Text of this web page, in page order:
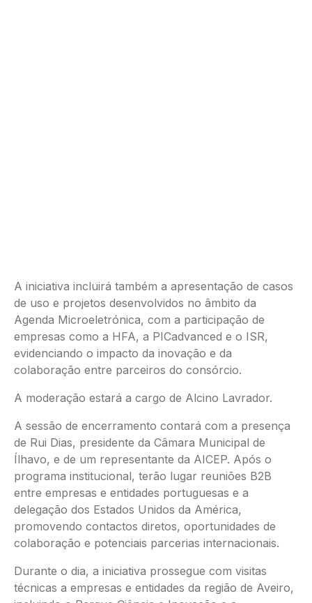
A iniciativa incluirá também a apresentação de casos
de uso e projetos desenvolvidos no âmbito da
Agenda Microeletrónica, com a participação de
empresas como a HFA, a PICadvanced e o ISR,
evidenciando o impacto da inovação e da
colaboração entre parceiros do consórcio.
A moderação estará a cargo de Alcino Lavrador.
A sessão de encerramento contará com a presença
de Rui Dias, presidente da Câmara Municipal de
Ílhavo, e de um representante da AICEP. Após o
programa institucional, terão lugar reuniões B2B
entre empresas e entidades portuguesas e a
delegação dos Estados Unidos da América,
promovendo contactos diretos, oportunidades de
colaboração e potenciais parcerias internacionais.
Durante o dia, a iniciativa prossegue com visitas
técnicas a empresas e entidades da região de Aveiro,